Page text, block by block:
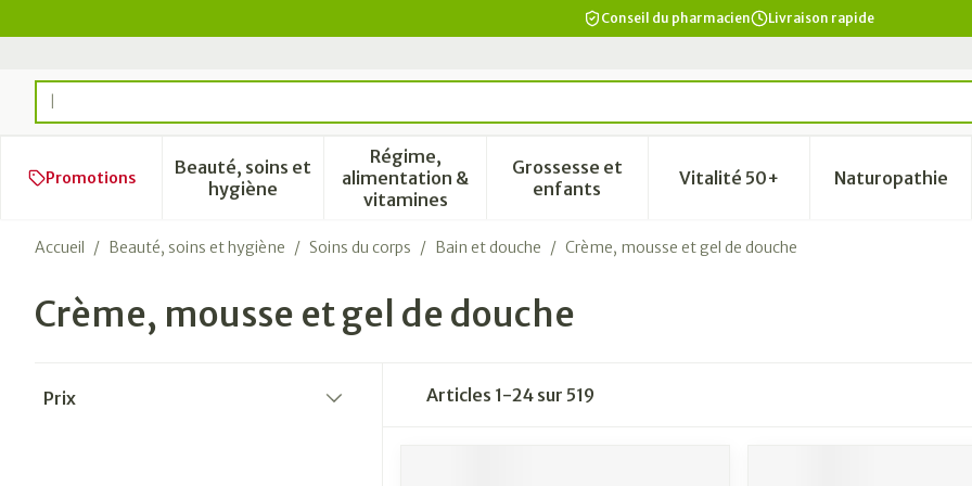
Conseil du pharmacien Livraison rapide
Rechercher
Promotions
Beauté, soins et
hygièneAfficher le sous-menu pour la catégorie Beauté, soins et hygiène
Régime,
alimentation &
vitamines
Afficher le sous-menu pour la catégorie Régime, alimentation &
Grossesse et
enfantsAfficher le sous-menu pour la catégorie
Vitalité 50+Afficher le sous-menu pour
Naturopathie
Afficher
Accueil / Beauté, soins et hygiène / Soins du corps / Bain et douche / Crème, mousse et gel de douche
Crème, mousse et gel de douche
Prix
Articles 1-24 sur 519